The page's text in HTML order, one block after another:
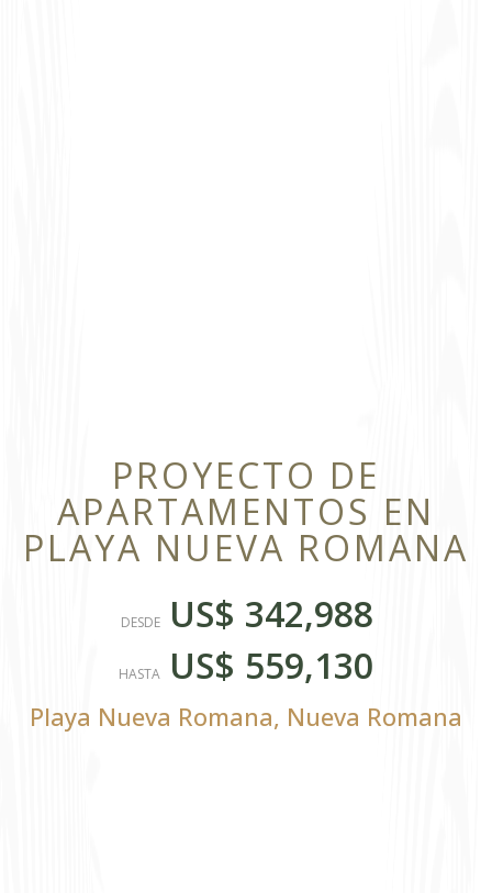
PROYECTO DE
APARTAMENTOS EN
PLAYA NUEVA ROMANA
DESDE US$ 342,988
HASTA US$ 559,130
Playa Nueva Romana, Nueva Romana